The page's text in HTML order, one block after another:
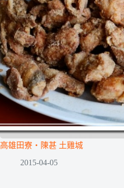
高雄田寮‧陳甚 土雞城
2015-04-05